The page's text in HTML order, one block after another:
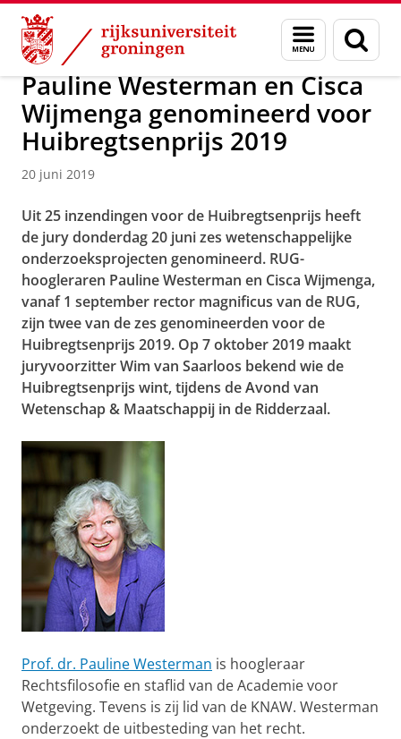
Skip
Content
Skip
Navigation
Menu
en
zoeken
Over ons Actueel Nieuws Nieuwsberichten
Pauline Westerman en Cisca
Wijmenga genomineerd voor
Huibregtsenprijs 2019
20 juni 2019
Uit 25 inzendingen voor de Huibregtsenprijs heeft
de jury donderdag 20 juni zes wetenschappelijke
onderzoeksprojecten genomineerd. RUG-
hoogleraren Pauline Westerman en Cisca Wijmenga,
vanaf 1 september rector magnificus van de RUG,
zijn twee van de zes genomineerden voor de
Huibregtsenprijs 2019. Op 7 oktober 2019 maakt
juryvoorzitter Wim van Saarloos bekend wie de
Huibregtsenprijs wint, tijdens de Avond van
Wetenschap & Maatschappij in de Ridderzaal.
Prof. dr. Pauline Westerman is hoogleraar
Rechtsfilosofie en staflid van de Academie voor
Wetgeving. Tevens is zij lid van de KNAW. Westerman
onderzoekt de uitbesteding van het recht.